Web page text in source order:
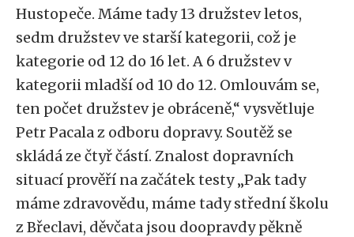
Hustopeče. Máme tady 13 družstev letos,
sedm družstev ve starší kategorii, což je
kategorie od 12 do 16 let. A 6 družstev v
kategorii mladší od 10 do 12. Omlouvám se,
ten počet družstev je obráceně,“ vysvětluje
Petr Pacala z odboru dopravy. Soutěž se
skládá ze čtyř částí. Znalost dopravních
situací prověří na začátek testy „Pak tady
máme zdravovědu, máme tady střední školu
z Břeclavi, děvčata jsou doopravdy pěkně